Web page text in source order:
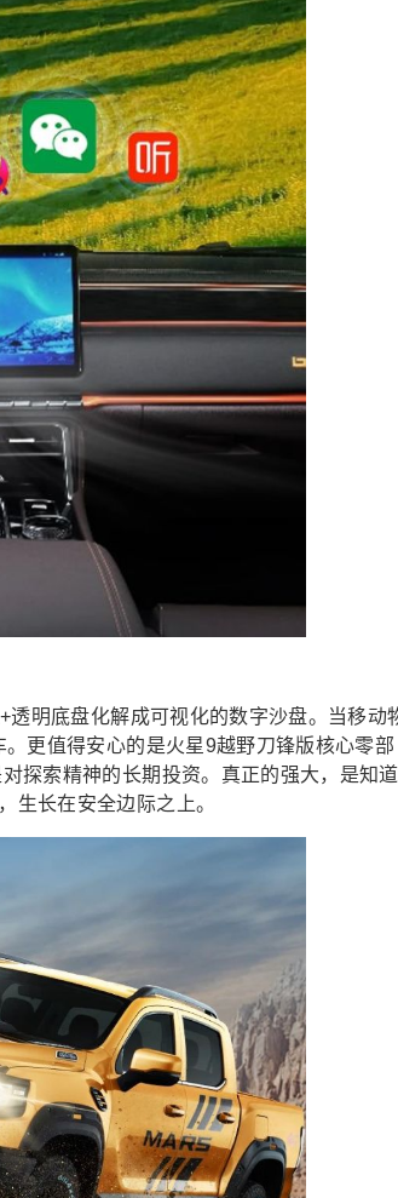
明底盘化解成可视化的数字沙盘。当移动
更值得安心的是火星9越野刀锋版核心零部
探索精神的长期投资。真正的强大，是知道
生长在安全边际之上。